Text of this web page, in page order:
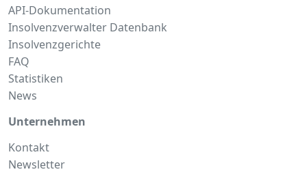
API-Dokumentation
Insolvenzverwalter Datenbank
Insolvenzgerichte
FAQ
Statistiken
News
Unternehmen
Kontakt
Newsletter